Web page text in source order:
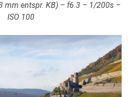
mm entspr. KB) – f6.3 – 1/200s –
ISO 100